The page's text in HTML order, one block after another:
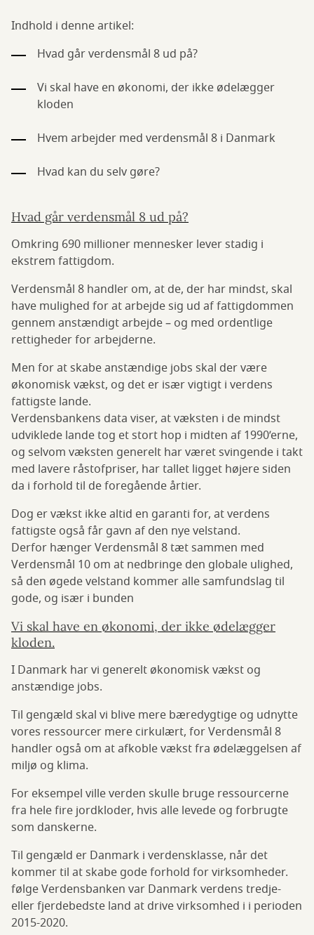
Indhold i denne artikel:
Hvad går verdensmål 8 ud på?
Vi skal have en økonomi, der ikke ødelægger
kloden
Hvem arbejder med verdensmål 8 i Danmark
Hvad kan du selv gøre?
Hvad går verdensmål 8 ud på?
Omkring 690 millioner mennesker lever stadig i
ekstrem fattigdom.
Verdensmål 8 handler om, at de, der har mindst, skal
have mulighed for at arbejde sig ud af fattigdommen
gennem anstændigt arbejde – og med ordentlige
rettigheder for arbejderne.
Men for at skabe anstændige jobs skal der være
økonomisk vækst, og det er især vigtigt i verdens
fattigste lande.
Verdensbankens data viser, at væksten i de mindst
udviklede lande tog et stort hop i midten af 1990’erne,
og selvom væksten generelt har været svingende i takt
med lavere råstofpriser, har tallet ligget højere siden
da i forhold til de foregående årtier.
Dog er vækst ikke altid en garanti for, at verdens
fattigste også får gavn af den nye velstand.
Derfor hænger Verdensmål 8 tæt sammen med
Verdensmål 10 om at nedbringe den globale ulighed,
så den øgede velstand kommer alle samfundslag til
gode, og især i bunden
Vi skal have en økonomi, der ikke ødelægger
kloden.
I Danmark har vi generelt økonomisk vækst og
anstændige jobs.
Til gengæld skal vi blive mere bæredygtige og udnytte
vores ressourcer mere cirkulært, for Verdensmål 8
handler også om at afkoble vækst fra ødelæggelsen af
miljø og klima.
For eksempel ville verden skulle bruge ressourcerne
fra hele fire jordkloder, hvis alle levede og forbrugte
som danskerne.
Til gengæld er Danmark i verdensklasse, når det
kommer til at skabe gode forhold for virksomheder.
følge Verdensbanken var Danmark verdens tredje-
eller fjerdebedste land at drive virksomhed i i perioden
2015-2020.